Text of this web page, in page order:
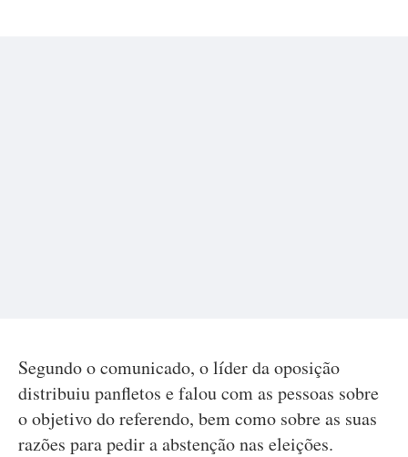
Segundo o comunicado, o líder da oposição
distribuiu panfletos e falou com as pessoas sobre
o objetivo do referendo, bem como sobre as suas
razões para pedir a abstenção nas eleições.